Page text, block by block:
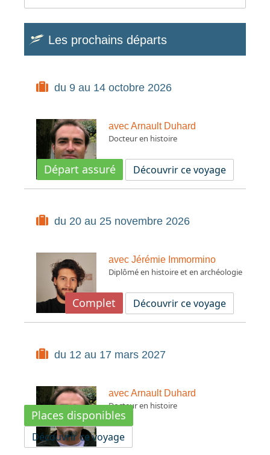
Les prochains départs
du 9 au 14 octobre 2026
avec Arnault Duhard
Docteur en histoire
Départ assuré Découvrir ce voyage
du 20 au 25 novembre 2026
avec Jérémie Immormino
Diplômé en histoire et en archéologie
Complet Découvrir ce voyage
du 12 au 17 mars 2027
avec Arnault Duhard
Docteur en histoire
Places disponibles
Découvrir ce voyage